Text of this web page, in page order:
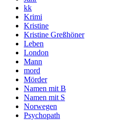
kk
Krimi
Kristine
Kristine Greßhöner
Leben
London
Mann
mord
Mörder
Namen mit B
Namen mit S
Norwegen
Psychopath